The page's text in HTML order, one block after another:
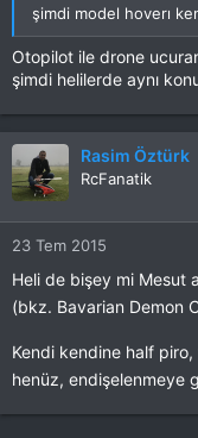
şimdi model hoverı
Otopilot ile drone
şimdi helilerde aynı
Rasim Öztürk
RcFanatik
23 Tem 2015
Heli de bişey mi Mesut
(bkz. Bavarian Demon
Kendi kendine half
henüz, endişelenmeye